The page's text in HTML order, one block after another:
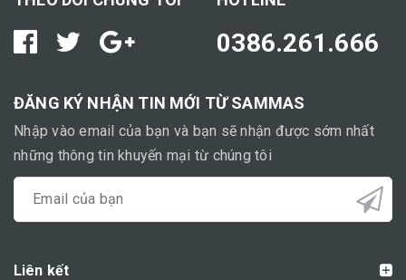
0386.261.666
ĐĂNG KÝ NHẬN TIN MỚI TỪ SAMMAS
Nhập vào email của bạn và bạn sẽ nhận được sớm nhất
những thông tin khuyến mại từ chúng tôi
Liên kết